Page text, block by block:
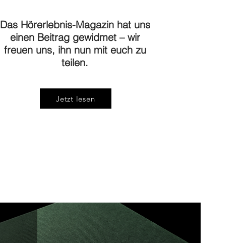
Das Hörerlebnis-Magazin hat uns
einen Beitrag gewidmet – wir
freuen uns, ihn nun mit euch zu
teilen.
Jetzt lesen